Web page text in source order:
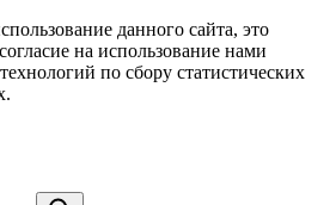
данного сайта, это
на использование нами
по сбору статистических